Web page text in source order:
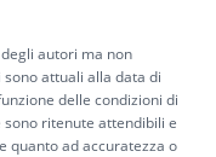
autori ma non
sono attuali alla data di
delle condizioni di
ritenute attendibili e
quanto ad accuratezza o